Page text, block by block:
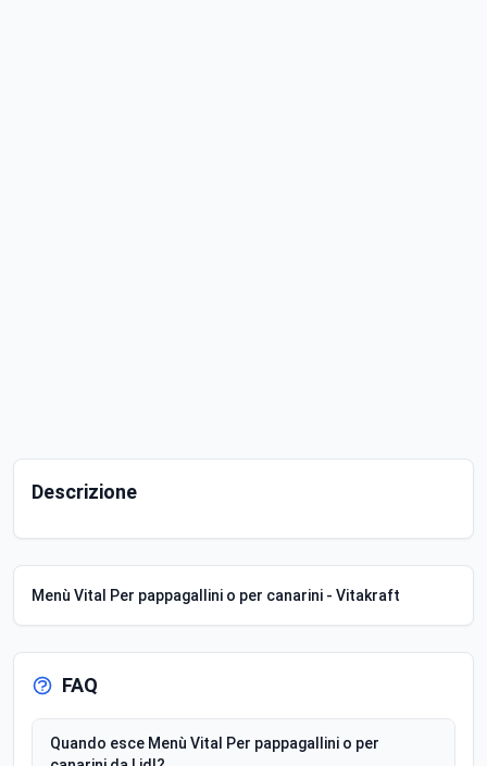
Descrizione
Menù Vital Per pappagallini o per canarini - Vitakraft
FAQ
Quando esce Menù Vital Per pappagallini o per